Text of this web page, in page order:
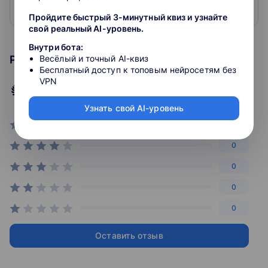
Рейтинг курса
рейтинг
0
0
0
0
Оставить отзыв
Пройдите быстрый 3-минутный квиз и узнайте
свой реальный AI-уровень.
Внутри бота:
Весёлый и точный AI-квиз
Бесплатный доступ к топовым нейросетям без
VPN
Узнать свой AI-уровень